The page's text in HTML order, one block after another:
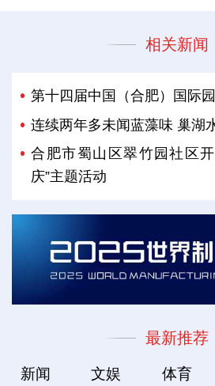
相关新闻
第十四届中国（合肥）国际
连续两年多未闻蓝藻味 巢湖
合肥市蜀山区翠竹园社区
庆”主题活动
最新推荐
新闻 文娱 体育